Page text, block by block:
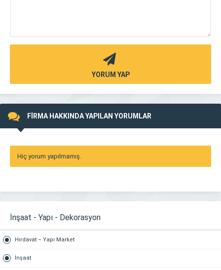
YORUM YAP
FİRMA HAKKINDA YAPILAN YORUMLAR
Hiç yorum yapılmamış.
İnşaat - Yapı - Dekorasyon
Hırdavat – Yapı Market
İnşaat